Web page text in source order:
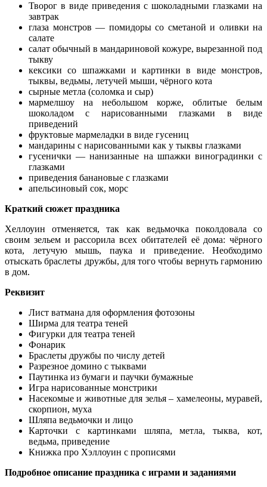
Творог в виде приведения с шоколадными глазками на
завтрак
глаза монстров — помидоры со сметаной и оливки на
салате
салат обычный в мандариновой кожуре, вырезанной под
тыкву
кексики со шпажками и картинки в виде монстров,
тыквы, ведьмы, летучей мыши, чёрного кота
сырные метла (соломка и сыр)
мармелшоу на небольшом корже, облитые белым
шоколадом с нарисованными глазками в виде
приведений
фруктовые мармеладки в виде гусениц
мандарины с нарисованными как у тыквы глазками
гусенички — нанизанные на шпажки виноградинки с
глазками
приведения банановые с глазками
апельсиновый сок, морс
Краткий сюжет праздника
Хеллоуин отменяется, так как ведьмочка поколдовала со
своим зельем и рассорила всех обитателей её дома: чёрного
кота, летучую мышь, паука и приведение. Необходимо
отыскать браслеты дружбы, для того чтобы вернуть гармонию
в дом.
Реквизит
Лист ватмана для оформления фотозоны
Ширма для театра теней
Фигурки для театра теней
Фонарик
Браслеты дружбы по числу детей
Разрезное домино с тыквами
Паутинка из бумаги и паучки бумажные
Игра нарисованные монстрики
Насекомые и животные для зелья – хамелеоны, муравей,
скорпион, муха
Шляпа ведьмочки и лицо
Карточки с картинками шляпа, метла, тыква, кот,
ведьма, приведение
Книжка про Хэллоуин с прописями
Подробное описание праздника с играми и заданиями